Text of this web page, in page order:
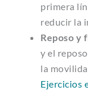
primera
reducir la
Reposo y
y el
la
Ejercicios